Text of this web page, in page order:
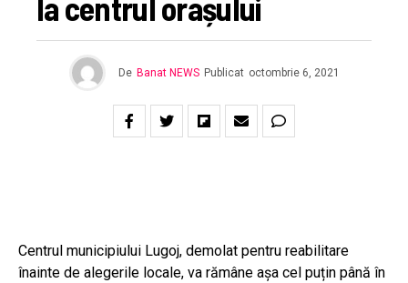
la centrul orașului
De Banat NEWS Publicat octombrie 6, 2021
Centrul municipiului Lugoj, demolat pentru reabilitare
înainte de alegerile locale, va rămâne așa cel puțin până în